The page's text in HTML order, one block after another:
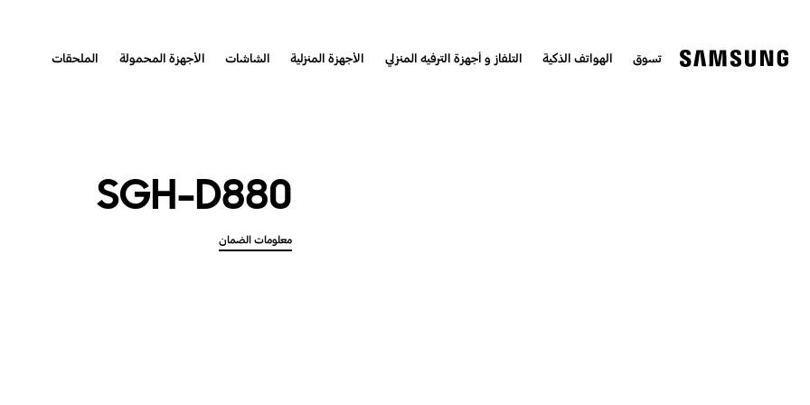
تسوق الهواتف الذكية التلفاز و أجهزة الترفيه المنزلي الأجهزة المنزلية الشاشات الأجهزة المحمولة الملحقات
SGH-D880
معلومات الضمان